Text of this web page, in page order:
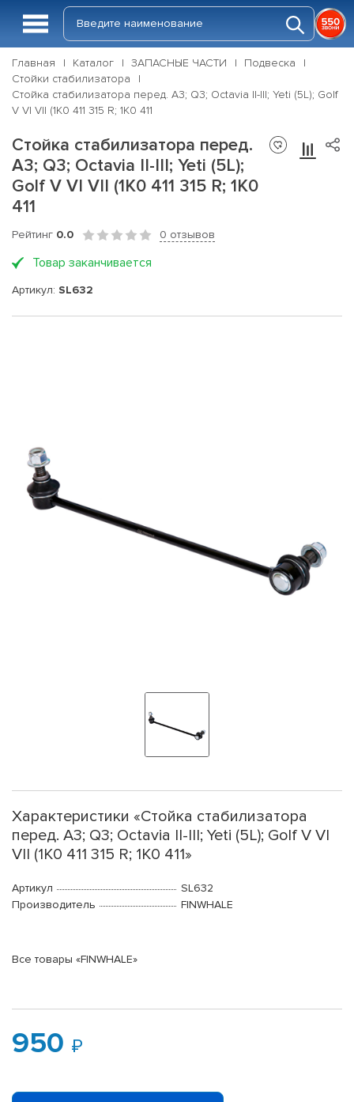
Главная Каталог ЗАПАСНЫЕ ЧАСТИ
Подвеска
Стойки стабилизатора
Стойка стабилизатора перед. A3; Q3; Octavia II-III; Yeti (5L); Golf
V VI VII (1K0 411 315 R; 1K0 411
Стойка стабилизатора перед.
A3; Q3; Octavia II-III; Yeti (5L);
Golf V VI VII (1K0 411 315 R; 1K0
411
Рейтинг 0.0 0 отзывов
Товар заканчивается
Артикул: SL632
Характеристики «Стойка стабилизатора
перед. A3; Q3; Octavia II-III; Yeti (5L); Golf V VI
VII (1K0 411 315 R; 1K0 411»
Артикул
SL632
Производитель
FINWHALE
Все товары «FINWHALE»
950